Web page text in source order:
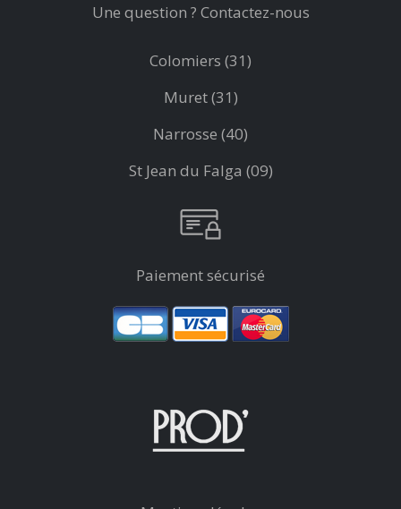
Une question ? Contactez-nous
Colomiers (31)
Muret (31)
Narrosse (40)
St Jean du Falga (09)
Paiement sécurisé